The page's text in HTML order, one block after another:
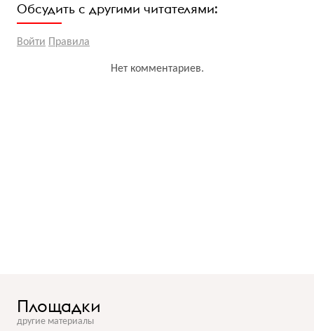
Обсудить с другими читателями:
Войти Правила
Нет комментариев.
Площадки
другие материалы